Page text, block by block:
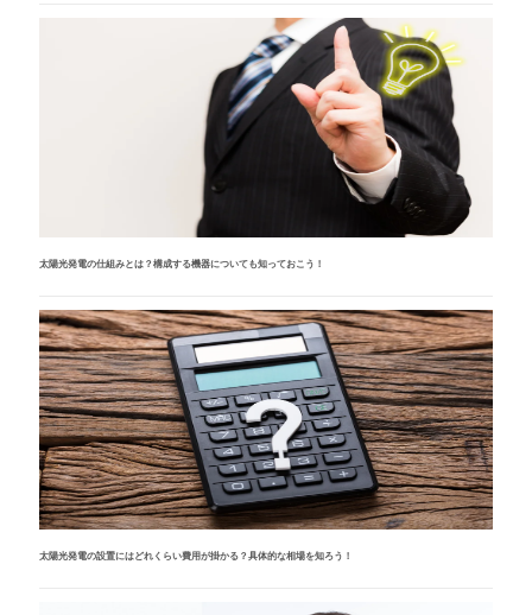
太陽光発電の仕組みとは？構成する機器についても知っておこう！
太陽光発電の設置にはどれくらい費用が掛かる？具体的な相場を知ろう！